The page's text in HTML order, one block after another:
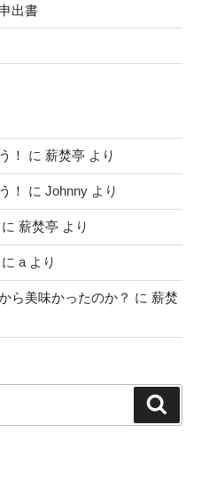
出書
！ に 薪焚亭 より
！ に Johnny より
に 薪焚亭 より
に a より
ら美味かったのか？ に 薪焚